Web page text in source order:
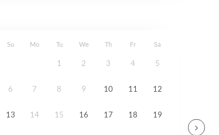
Su Mo Tu We Th Fr Sa
1 2 3 4 5
6 7 8 9 10 11 12
13 14 15 16 17 18 19